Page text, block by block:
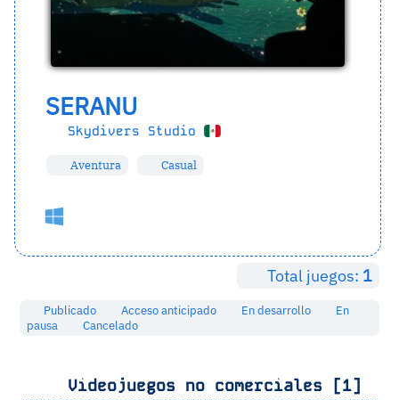
SERANU
Skydivers Studio
Aventura Casual
Total juegos: 1
Publicado Acceso anticipado En desarrollo
En
pausa
Cancelado
Videojuegos no comerciales [1]